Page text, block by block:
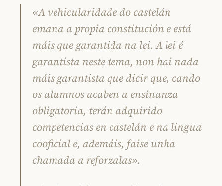
«A vehicularidade do castelán
emana a propia constitución e está
máis que garantida na lei. A lei é
garantista neste tema, non hai nada
máis garantista que dicir que, cando
os alumnos acaben a ensinanza
obligatoria, terán adquirido
competencias en castelán e na lingua
cooficial e, ademáis, faise unha
chamada a reforzalas».